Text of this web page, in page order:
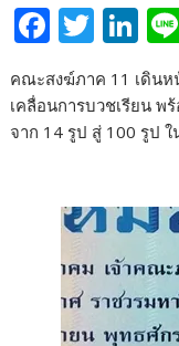
F
ac
e
b
o
k
T
itt
er
Li
n
k
e
n
คณะสงฆ์ภาค 11 เดินห
เคลื่อนการบวชเรียน พ
จาก 14 รูป สู่ 100 รูป ใ